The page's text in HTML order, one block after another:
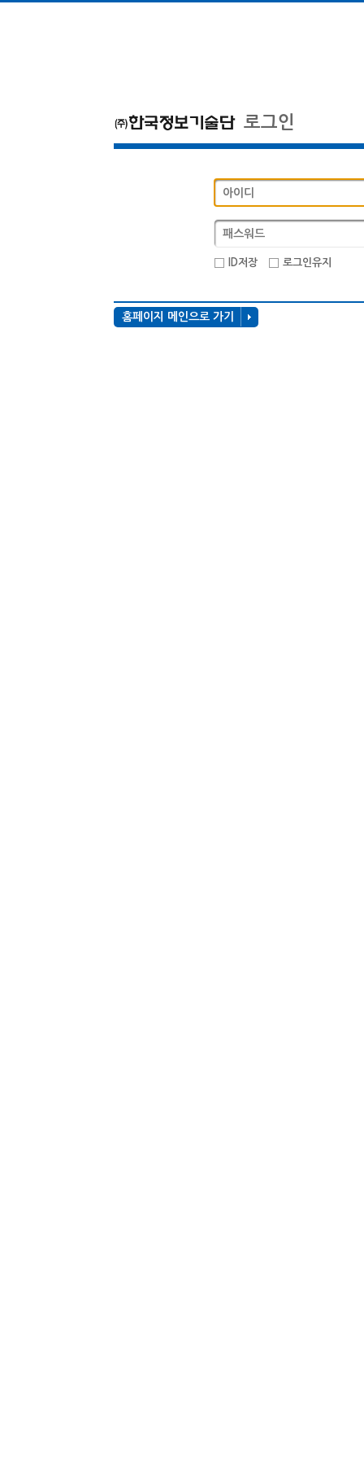
로그인
ID저장 로그인유지
홈페이지 메인으로 가기